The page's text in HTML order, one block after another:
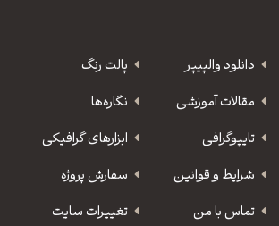
دانلود‌ والپیپر
پالت رنگ
مقالات آموزشی
نگاره‌ها
‌تایپوگرافی
ابزارهای گرافیکی
شرایط و قوانین
سفارش پروژه
تماس با من تغییرات سایت